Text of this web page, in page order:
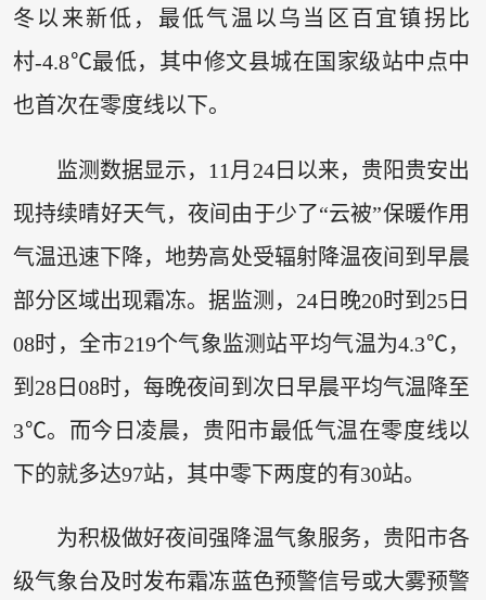
冬以来新低，最低气温以乌当区百宜镇拐比
村-4.8℃最低，其中修文县城在国家级站中点中
也首次在零度线以下。
监测数据显示，11月24日以来，贵阳贵安出
现持续晴好天气，夜间由于少了“云被”保暖作用
气温迅速下降，地势高处受辐射降温夜间到早晨
部分区域出现霜冻。据监测，24日晚20时到25日
08时，全市219个气象监测站平均气温为4.3℃，
到28日08时，每晚夜间到次日早晨平均气温降至
3℃。而今日凌晨，贵阳市最低气温在零度线以
下的就多达97站，其中零下两度的有30站。
为积极做好夜间强降温气象服务，贵阳市各
级气象台及时发布霜冻蓝色预警信号或大雾预警